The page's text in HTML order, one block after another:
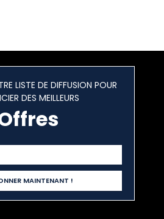
LISTE DE DIFFUSION POUR
DES MEILLEURS